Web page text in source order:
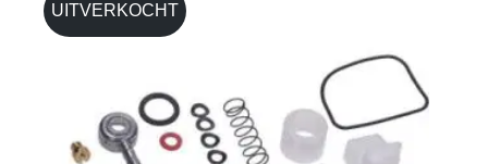
UITVERKOCHT